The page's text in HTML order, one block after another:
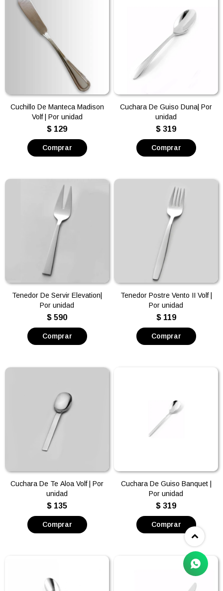
Cuchillo De Manteca Madison
Volf | Por unidad
$ 129
Cuchara De Guiso Duna| Por
unidad
$ 319
Tenedor De Servir Elevation|
Por unidad
$ 590
Tenedor Postre Vento II Volf |
Por unidad
$ 119
Cuchara De Te Aloa Volf | Por
unidad
$ 135
Cuchara De Guiso Banquet |
Por unidad
$ 319